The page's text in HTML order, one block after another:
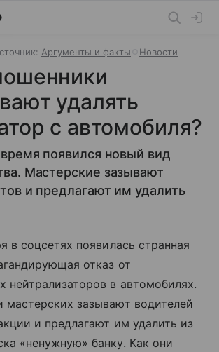
Аргументы и факты Новости
удалять
с автомобиля?
появился новый вид
Мастерские зазывают
и предлагают им удалить
в соцсетях появилась странная
отказ от
нейтрализаторов в автомобилях.
мастерских зазывают водителей
и предлагают им удалить из
«ненужную» банку. Как они